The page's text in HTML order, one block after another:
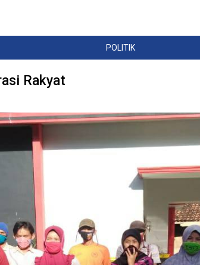
POLITIK
Rakyat